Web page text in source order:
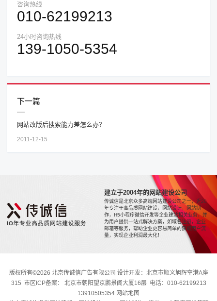
咨询热线
010-62199213
24小时咨询热线
139-1050-5354
下一篇
网站改版后​搜索能力差怎么办？
2011-12-15
建立于2004年的网站建设公司
传诚信是北京众多高端网站建设公司之一，近20
年专注于高品质网站建设，网站设计，网站制
作，H5小程序微信开发等企业建站相关业务，并
为用户提供一站式解决方案，如域名注册，企业
邮箱等服务，帮助企业更容易简单的获取用户流
量，实现企业利润最大化！
版权所有©2026 北京传诚信广告有限公司 设计开发：北京市顺义旭辉空港A座
315 市区ICP备案： 北京市朝阳望京鹏景阁大厦16层 电话：010-62199213
13910505354 网站地图